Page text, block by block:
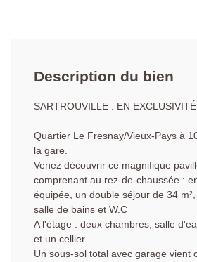
Description du bien
SARTROUVILLE : EN
Quartier Le Fresnay/Vieux-Pays à
la gare.
Venez découvrir ce magnifique
comprenant au rez-de-chaussée :
équipée, un double séjour de 34
salle de bains et W.C
A l'étage : deux chambres, salle
et un cellier.
Un sous-sol total avec garage vient